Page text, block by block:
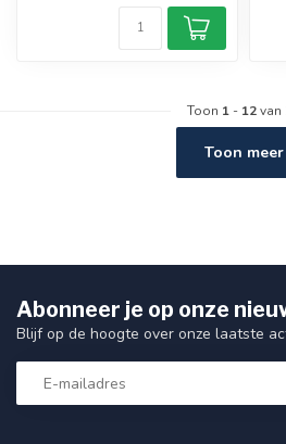
Toon 1 - 12van
Toon meer
Abonneer je op onze
Blijf op de hoogte over onze laatste